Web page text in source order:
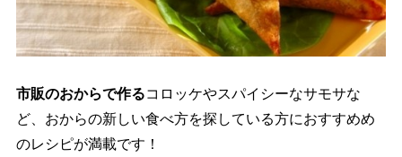
市販のおからで作るコロッケやスパイシーなサモサな
ど、おからの新しい食べ方を探している方におすすめめ
のレシピが満載です！